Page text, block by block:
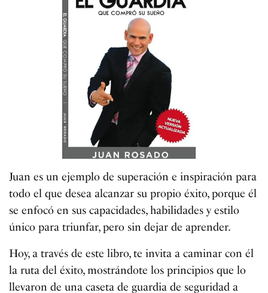
Juan es un ejemplo de superación e inspiración para
todo el que desea alcanzar su propio éxito, porque él
se enfocó en sus capacidades, habilidades y estilo
único para triunfar, pero sin dejar de aprender.
Hoy, a través de este libro, te invita a caminar con él
la ruta del éxito, mostrándote los principios que lo
llevaron de una caseta de guardia de seguridad a